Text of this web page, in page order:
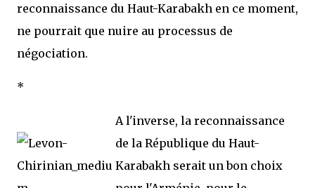
reconnaissance du Haut-Karabakh en ce moment,
ne pourrait que nuire au processus de
négociation.
*
A l'inverse, la reconnaissance
de la République du Haut-
Karabakh serait un bon choix